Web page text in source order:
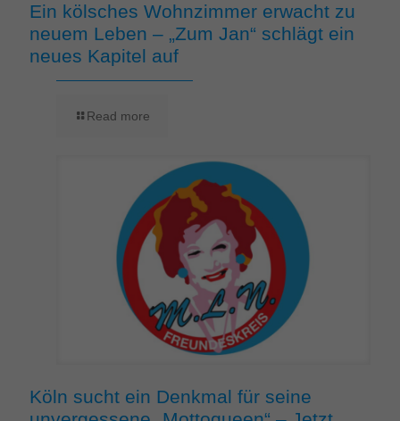
Ein kölsches Wohnzimmer erwacht zu
neuem Leben – „Zum Jan“ schlägt ein
neues Kapitel auf
Read more
Köln sucht ein Denkmal für seine